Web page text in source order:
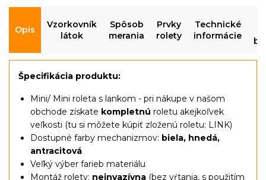
Opis
Vzorkovník
látok
Spôsob
merania
Prvky
rolety
Technické
informácie
Špecifikácia produktu:
Mini/ Mini roleta s lankom - pri nákupe v našom
obchode získate kompletnú roletu akejkoľvek
veľkosti (tu si môžete kúpiť zloženú roletu: LINK)
Dostupné farby mechanizmov: biela, hnedá,
antracitová
Veľký výber farieb materiálu
Montáž rolety: neinvazívna (bez vŕtania, s použitím